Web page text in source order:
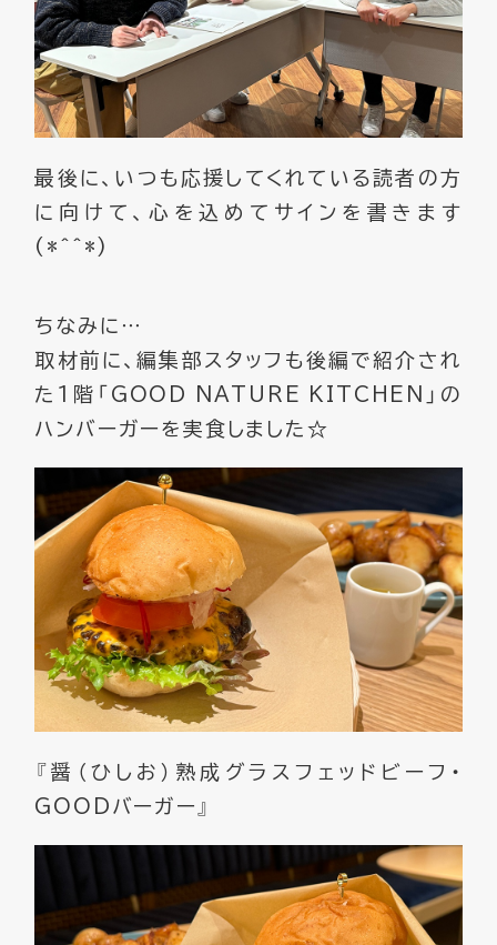
最後に、いつも応援してくれている読者の方
に向けて、心を込めてサインを書きます
(*^^*)
ちなみに…
取材前に、編集部スタッフも後編で紹介され
た1階「GOOD NATURE KITCHEN」の
ハンバーガーを実食しました☆
『醤（ひしお）熟成グラスフェッドビーフ・
GOODバーガー』